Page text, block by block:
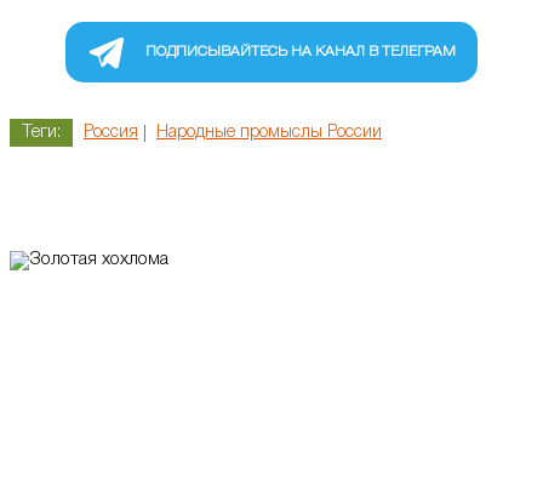
ПОДПИСЫВАЙТЕСЬ НА КАНАЛ В ТЕЛЕГРАМ
Теги: Россия Народные промыслы России